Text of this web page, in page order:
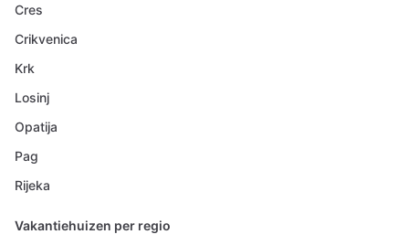
Cres
Crikvenica
Krk
Losinj
Opatija
Pag
Rijeka
Vakantiehuizen per regio